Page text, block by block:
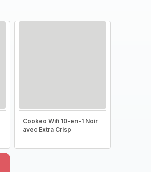
Cookeo Wifi 10-en-1 Noir
avec Extra Crisp